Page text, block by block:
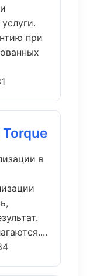
при
в